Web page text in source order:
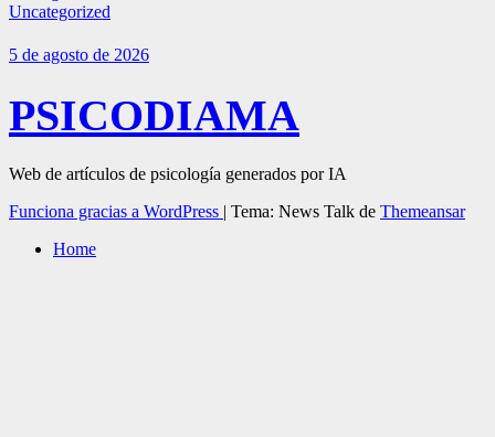
Uncategorized
5 de agosto de 2026
PSICODIAMA
Web de artículos de psicología generados por IA
Funciona gracias a WordPress | Tema: News Talk de Themeansar
Home